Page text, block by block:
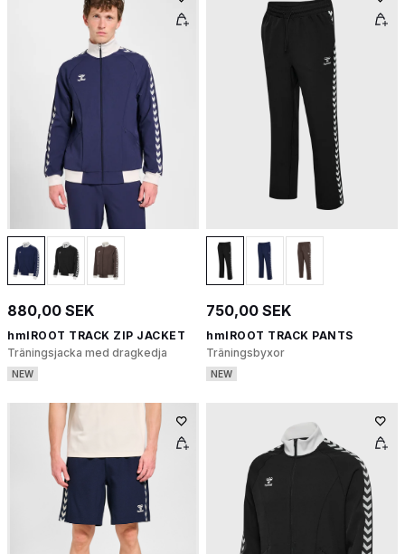
880,00 SEK
hmlROOT TRACK ZIP JACKET
Träningsjacka med dragkedja
NEW
750,00 SEK
hmlROOT TRACK PANTS
Träningsbyxor
NEW